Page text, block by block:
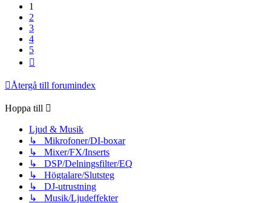
1
2
3
4
5
Återgå till forumindex
Hoppa till
Ljud & Musik
↳ Mikrofoner/DI-boxar
↳ Mixer/FX/Inserts
↳ DSP/Delningsfilter/EQ
↳ Högtalare/Slutsteg
↳ DJ-utrustning
↳ Musik/Ljudeffekter